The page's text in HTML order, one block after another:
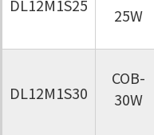
DL12M1S25
25W
DL12M1S30
COB-
30W